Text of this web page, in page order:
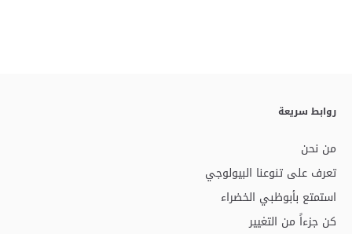
روابط سريعة
من نحن
تعرف على تنوعنا البيولوجي
استمتع بأبوظبي الخضراء
كن جزءاً من التغيير